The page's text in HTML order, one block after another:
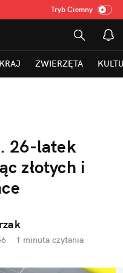
Tryb Ciemny
KRAJ ZWIERZĘTA
26-latek
złotych i
· 1 minuta czytania